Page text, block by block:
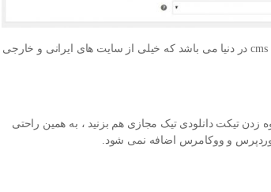
بی شک وردپرس در حال حاضر بهترین و محبوب ترین سیستم یا سی ام اس cms در دنیا می باشد که خیلی از سایت های ایرانی و خارجی
تیکت دانلودی تیک مجازی هم بزنید ، به همین راحتی
وردپرس و ووکامرس اضافه نمی شود.